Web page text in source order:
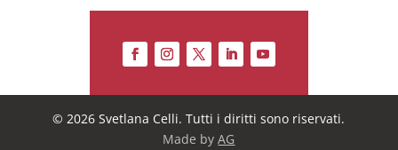
© 2026 Svetlana Celli. Tutti i diritti sono riservati.
Made byAG